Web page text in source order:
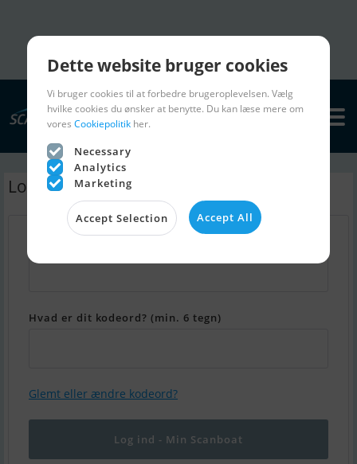
Log ind - Min Scanboat
Hvad er dit kodeord? (min. 6 tegn)
Glemt eller ændre kodeord?
Dette website bruger cookies
Vi bruger cookies til at forbedre brugeroplevelsen. Vælg
hvilke cookies du ønsker at benytte. Du kan læse mere om
vores Cookiepolitik her.
Necessary
Analytics
Marketing
Accept Selection Accept All